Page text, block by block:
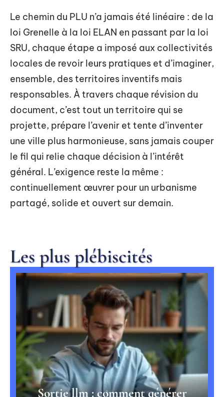
Le chemin du PLU n’a jamais été linéaire : de la
loi Grenelle à la loi ELAN en passant par la loi
SRU, chaque étape a imposé aux collectivités
locales de revoir leurs pratiques et d’imaginer,
ensemble, des territoires inventifs mais
responsables. À travers chaque révision du
document, c’est tout un territoire qui se
projette, prépare l’avenir et tente d’inventer
une ville plus harmonieuse, sans jamais couper
le fil qui relie chaque décision à l’intérêt
général. L’exigence reste la même :
continuellement œuvrer pour un urbanisme
partagé, solide et ouvert sur demain.
Les plus plébiscités
Sortie llm : comment générer